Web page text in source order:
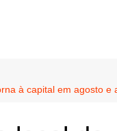
à capital em agosto